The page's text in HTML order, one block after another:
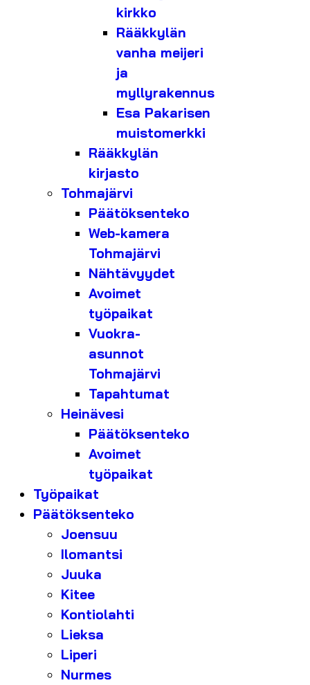
kirkko
Rääkkylän
vanha meijeri
ja
myllyrakennus
Esa Pakarisen
muistomerkki
Rääkkylän
kirjasto
Tohmajärvi
Päätöksenteko
Web-kamera
Tohmajärvi
Nähtävyydet
Avoimet
työpaikat
Vuokra-
asunnot
Tohmajärvi
Tapahtumat
Heinävesi
Päätöksenteko
Avoimet
työpaikat
Työpaikat
Päätöksenteko
Joensuu
Ilomantsi
Juuka
Kitee
Kontiolahti
Lieksa
Liperi
Nurmes